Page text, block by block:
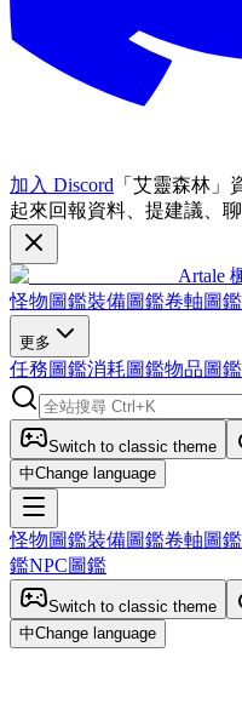
加入 Discord 「艾靈森林
起來回報資料、提建議、
Artale
怪物圖鑑裝備圖鑑卷軸圖鑑
更多
任務圖鑑消耗圖鑑物品圖鑑
Switch to classic theme
中Change language
怪物圖鑑裝備圖鑑卷軸圖鑑
鑑NPC圖鑑
Switch to classic theme
中Change language